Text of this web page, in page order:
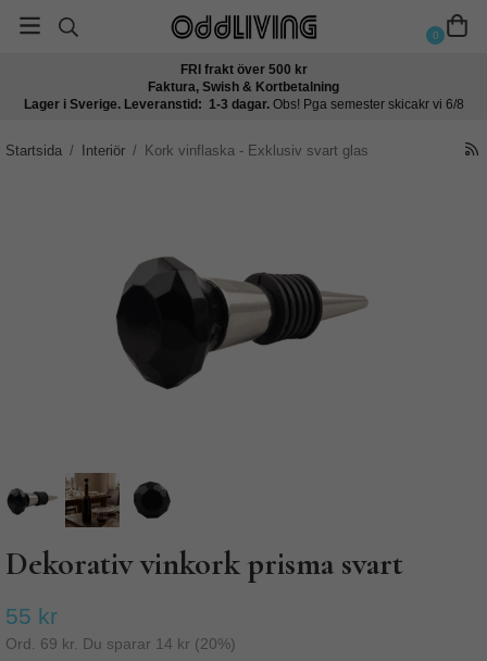
0
FRI frakt över 500 kr
Faktura, Swish & Kortbetalning
Lager i Sverige. Leveranstid: 1-3 dagar. Obs! Pga semester skicakr vi 6/8
Startsida / Interiör / Kork vinflaska - Exklusiv svart glas
Dekorativ vinkork prisma svart
55 kr
Ord. 69 kr . Du sparar 14 kr (20%)